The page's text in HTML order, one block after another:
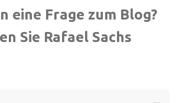
eine Frage zum Blog?
Sie Rafael Sachs